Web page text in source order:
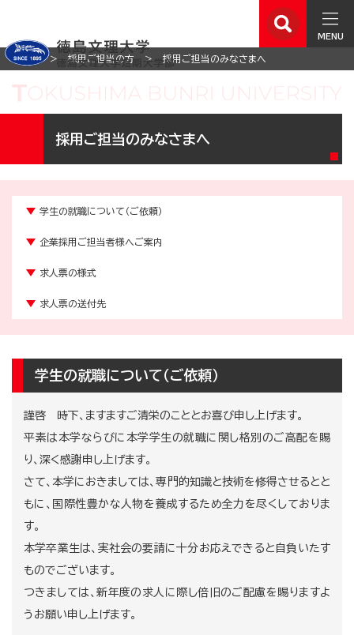
MENU
ホーム 採用ご担当の方 採用ご担当のみなさまへ
採用ご担当のみなさまへ
学生の就職について（ご依頼）
企業採用ご担当者様へご案内
求人票の様式
求人票の送付先
学生の就職について（ご依頼）
謹啓 時下、ますますご清栄のこととお喜び申し上げます。
平素は本学ならびに本学学生の就職に関し格別のご高配を賜
り、深く感謝申し上げます。
さて、本学におきましては、専門的知識と技術を修得させるとと
もに、国際性豊かな人物を養成するため全力を尽くしておりま
す。
本学卒業生は、実社会の要請に十分お応えできると自負いたす
ものでございます。
つきましては、新年度の求人に際し倍旧のご配慮を賜りますよ
うお願い申し上げます。